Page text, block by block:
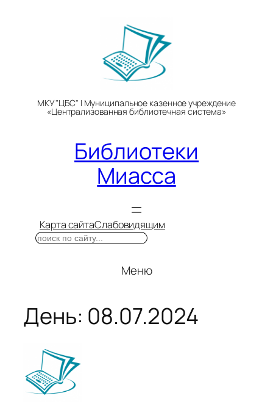
МКУ "ЦБС" | Муниципальное казенное учреждение
«Централизованная библиотечная система»
Библиотеки
Миасса
Карта сайтаСлабовидящим
Поиск
Меню
День: 08.07.2024